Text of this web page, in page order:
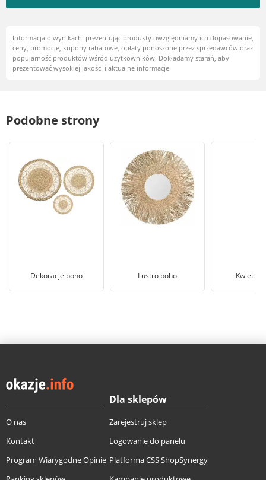
Informacja o wynikach: prezentując produkty uwzględniamy ich dopasowanie,
ceny, promocje, kupony rabatowe, opłaty ponoszone przez sprzedawców oraz
popularność produktów wśród użytkowników. Dokładamy starań, aby
prezentować wysokiej jakości i aktualne informacje.
Podobne strony
Dekoracje boho Lustro boho Kwietnik
O nas
Kontakt
Program Wiarygodne Opinie
Dla sklepów
Zarejestruj sklep
Logowanie do panelu
Platforma CSS ShopSynergy